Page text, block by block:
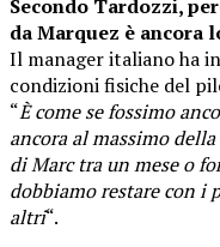
Secondo Tardozzi,
da Marquez è ancora
Il manager italiano ha
condizioni fisiche del
“È come se fossimo
ancora al massimo
di Marc tra un mese o
dobbiamo restare con
altri“.